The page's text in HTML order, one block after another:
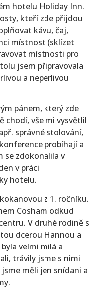
hotelu Holiday Inn.
kteří zde přijdou
kávu, čaj,
místnost (sklízet
místnosti pro
jsem připravovala
a neperlivou
pánem, který zde
chodí, vše mi vysvětlil
správné stolování,
probíhají a
se zdokonalila v
v práci
hotelu.
z 1. ročníku.
Cosham odkud
V druhé rodině s
dcerou Hannou a
velmi milá a
trávily jsme s nimi
měli jen snídani a